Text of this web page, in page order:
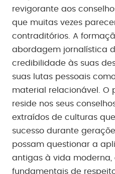
revigorante aos
que muitas vezes
contraditórios. A
abordagem jornalística
credibilidade às suas
suas lutas pessoais
material relacionável. O
reside nos seus
extraídos de culturas
sucesso durante
possam questionar a
antigas à vida moderna,
fundamentais de